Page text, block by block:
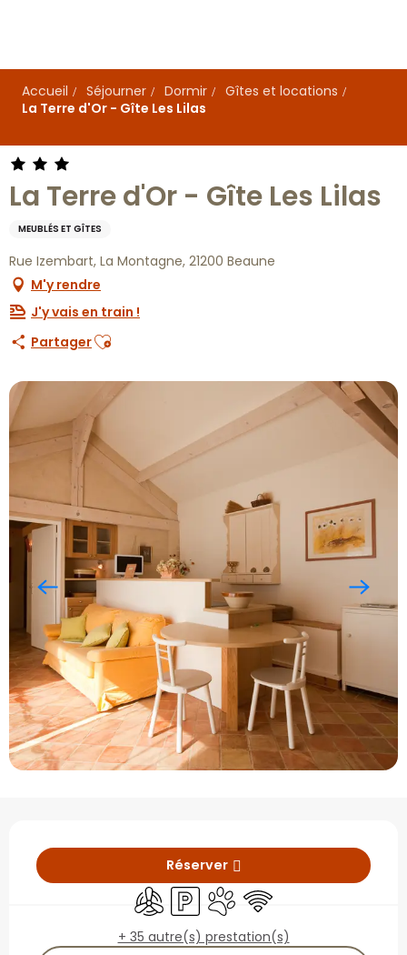
principal
Accueil
Séjourner Dormir
Gîtes et locations
La Terre d'Or - Gîte Les Lilas
La Terre d'Or - Gîte Les Lilas
MEUBLÉS ET GÎTES
Rue Izembart, La Montagne, 21200 Beaune
M'y rendre
J'y vais en train !
PartagerAjouter aux favoris
Ouverture et
Réserver
Air conditionné
ParkingAnimaux acceptés
WiFi
+ 35 autre(s) prestation(s)